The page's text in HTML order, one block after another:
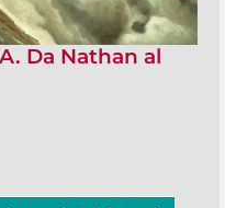
Da Nathan al